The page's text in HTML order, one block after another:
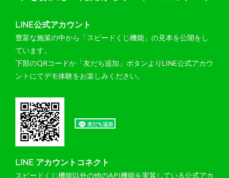
LINE公式アカウント
豊富な施策の中から「スピードくじ機能」の見本を公開をし
ています。
下部のQRコードか「友だち追加」ボタンよりLINE公式アカウ
ントにてデモ体験をお楽しみください。
LINE アカウントコネクト
スピードくじ機能以外の他のAPI機能を実装している公式アカ